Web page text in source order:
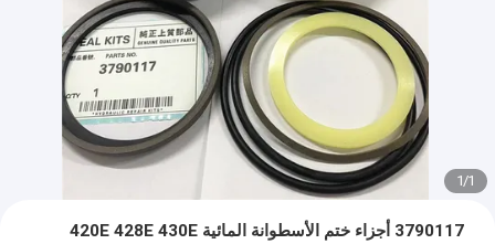
1
/
1
3790117 أجزاء ختم الأسطوانة المائية 420E 428E 430E